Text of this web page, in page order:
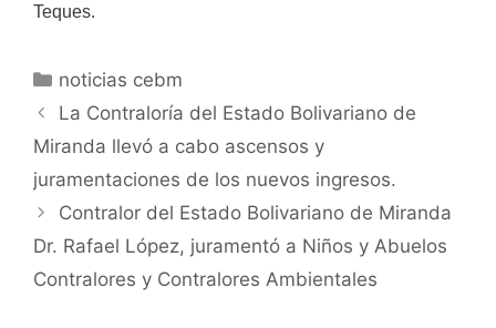
Teques.
noticias cebm
La Contraloría del Estado Bolivariano de
Miranda llevó a cabo ascensos y
juramentaciones de los nuevos ingresos.
Contralor del Estado Bolivariano de Miranda
Dr. Rafael López, juramentó a Niños y Abuelos
Contralores y Contralores Ambientales